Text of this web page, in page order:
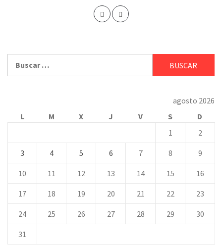
agosto 2026
L
M X J V S
D
1
2
3 4 5 6 7 8 9
10 11 12 13 14 15 16
17 18 19 20 21 22 23
24 25 26 27 28 29 30
31